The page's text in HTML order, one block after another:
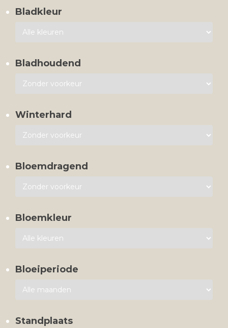
Bladkleur
Bladhoudend
Winterhard
Bloemdragend
Bloemkleur
Bloeiperiode
Standplaats